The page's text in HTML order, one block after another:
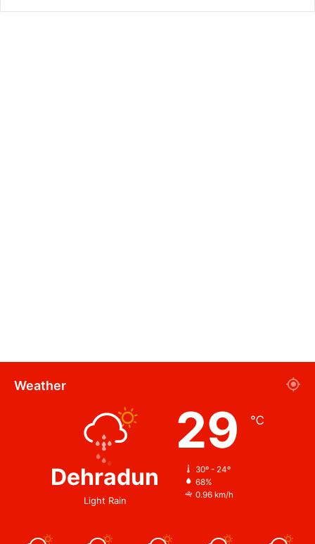
Weather
Dehradun
Light Rain
29 ℃
30º - 24º
68%
0.96 km/h